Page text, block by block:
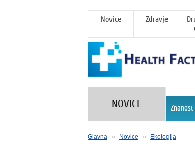
Novice Zdravje
NOVICE
Glavna » Novice » Ekologija